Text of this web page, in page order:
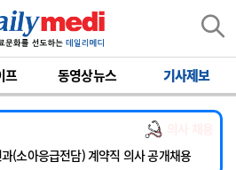
프 동영상뉴스 기사제보
인턴 모집
학과 임기제 임상의사 채용
(소아응급전담) 계약직 의사 공개채용